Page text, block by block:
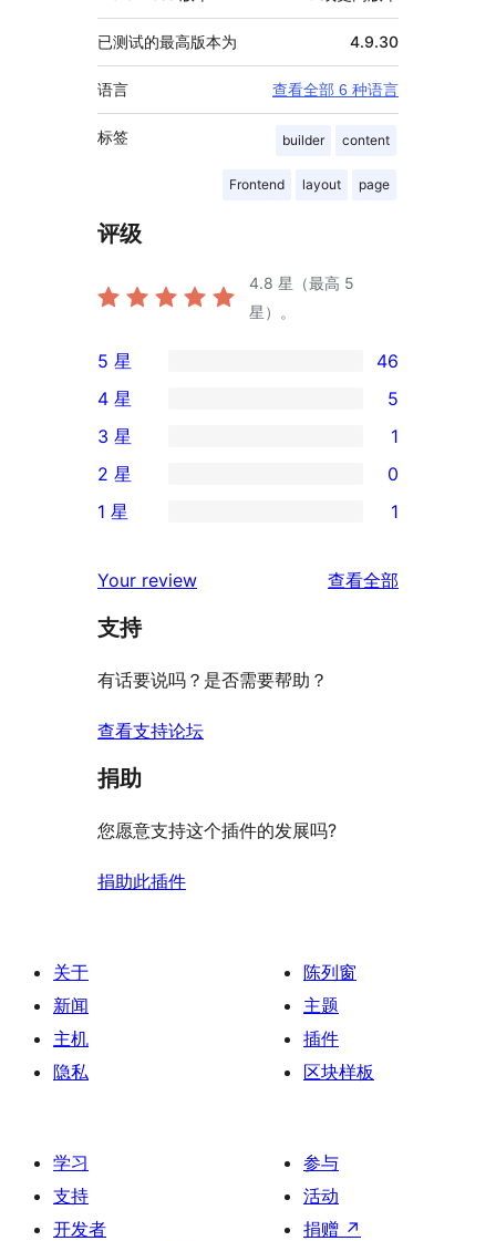
已测试的最高版本为 4.9.30
语言 查看全部 6 种语言
标签 builder content
Frontend layout page
评级
4.8 星（最高 5
星）。
46
条
5
星
评
5 星 46
条
4
星
价
4 星 5
1
条
3
评
价
3 星 1
条
星
评
2 星 0
1
星
价
1 星 1
Your review 查看全部
支持
有话要说吗？是否需要帮助？
查看支持论坛
捐助
您愿意支持这个插件的发展吗?
捐助此插件
关于
新闻
主机
隐私
陈列窗
主题
插件
区块样板
学习
支持
开发者
参与
活动
捐赠 ↗